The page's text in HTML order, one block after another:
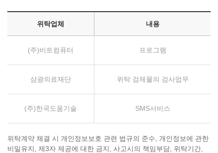
위탁업체 내용
(주)비트컴퓨터 프로그램
삼광의료재단 위탁 검체물의 검사업무
(주)한국도움기술 SMS서비스
위탁계약 체결 시 개인정보보호 관련 법규의 준수, 개인정보에 관한
비밀유지, 제3자 제공에 대한 금지, 사고시의 책임부담, 위탁기간,